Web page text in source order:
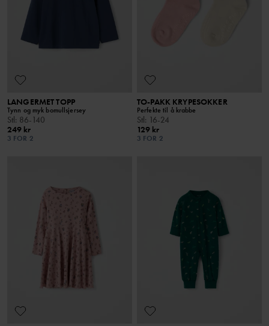
LANGERMET TOPP
Tynn og myk bomullsjersey
Stl: 86-140
249 kr
3 FOR 2
TO-PAKK KRYPESOKKER
Perfekte til å krabbe
Stl: 16-24
129 kr
3 FOR 2